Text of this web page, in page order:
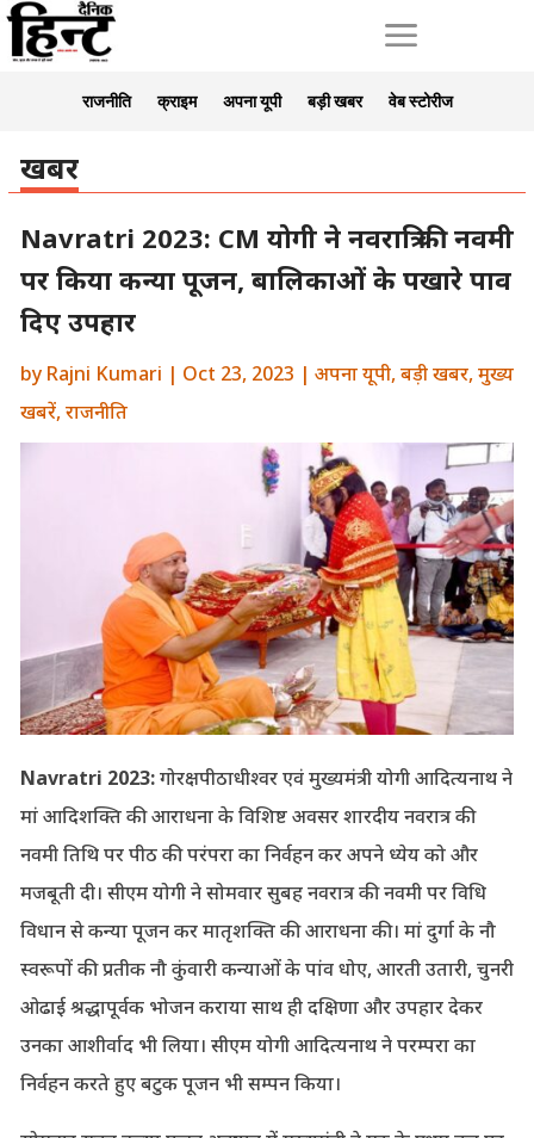
a
राजनीति क्राइम अपना यूपी बड़ी खबर वेब स्टोरीज
खबर
Navratri 2023: CM योगी ने नवरात्रि की नवमी
पर किया कन्या पूजन, बालिकाओं के पखारे पाव
दिए उपहार
by Rajni Kumari | Oct 23, 2023 | अपना यूपी,बड़ी खबर,मुख्य
खबरें,राजनीति
Navratri 2023:गोरक्षपीठाधीश्वर एवं मुख्यमंत्री योगी आदित्यनाथ ने
मां आदिशक्ति की आराधना के विशिष्ट अवसर शारदीय नवरात्र की
नवमी तिथि पर पीठ की परंपरा का निर्वहन कर अपने ध्येय को और
मजबूती दी। सीएम योगी ने सोमवार सुबह नवरात्र की नवमी पर विधि
विधान से कन्या पूजन कर मातृशक्ति की आराधना की। मां दुर्गा के नौ
स्वरूपों की प्रतीक नौ कुंवारी कन्याओं के पांव धोए, आरती उतारी, चुनरी
ओढाई श्रद्धापूर्वक भोजन कराया साथ ही दक्षिणा और उपहार देकर
उनका आशीर्वाद भी लिया। सीएम योगी आदित्यनाथ ने परम्परा का
निर्वहन करते हुए बटुक पूजन भी सम्पन किया।